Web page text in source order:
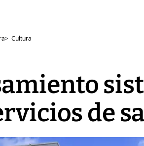
> Cultura
de